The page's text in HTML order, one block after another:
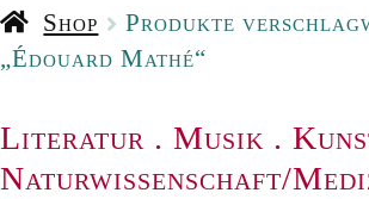
Shop
Produkte
„Édouard Mathé“
Literatur . Musik .
Naturwissenschaft/